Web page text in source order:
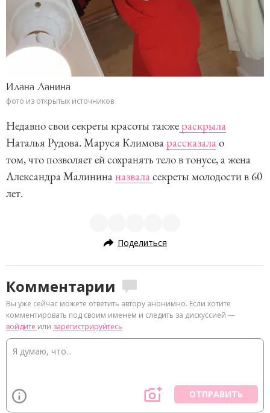
Илана Ланина
фото из открытых источников
Недавно свои секреты красоты такжераскрыла
Наталья Рудова. Маруся Климоварассказалао
том, что позволяет ей сохранять тело в тонусе, а жена
Александра Малининаназваласекреты молодости в 60
лет.
Поделиться
Комментарии
Вы уже сейчас можете ответить автору анонимно. Если хотите
комментировать под своим именем и следить за дискуссией —
войдите или зарегистрируйтесь
ОТПРАВИТЬ